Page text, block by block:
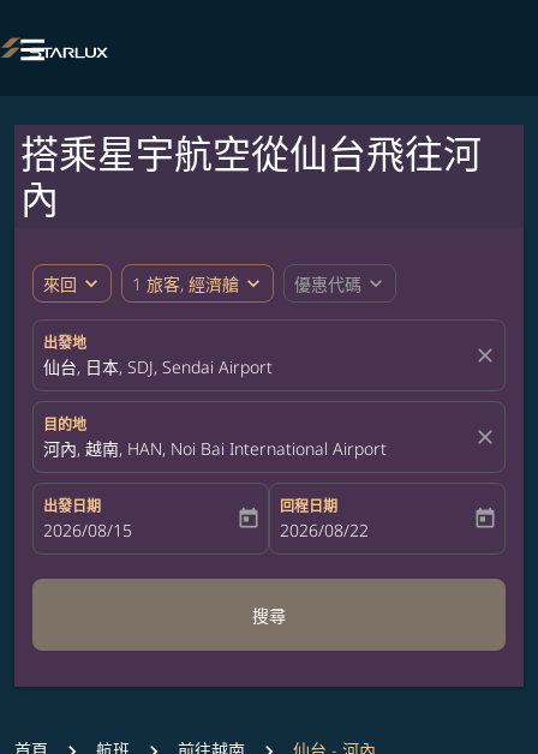

搭乘星宇航空從仙台飛往河
內
來回 expand_more 1 旅客, 經濟艙 expand_more 優惠代碼 expand_more
出發地
仙台, 日本, SDJ, Sendai Airport close
目的地
河內, 越南, HAN, Noi Bai International Airport close
出發日期
fc-booking-departure-date-aria-label
2026/08/15 today
回程日期
fc-booking-return-date-aria-label
2026/08/22 today
搜尋